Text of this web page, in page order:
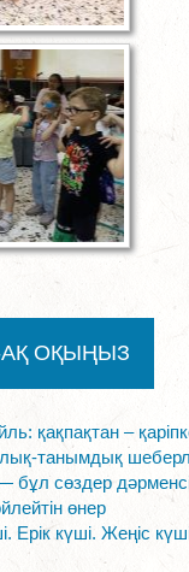
ОҚЫҢЫЗ
қақпақтан –
танымдық
бұл сөздер
өнер
Ерік күші. Жеңіс